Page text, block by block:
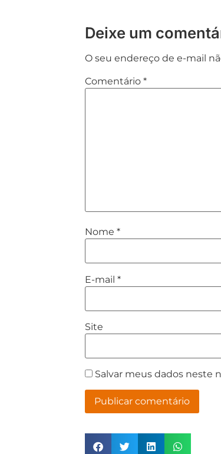
Deixe um
O seu endereço de e-mail
Comentário*
Nome*
E-mail*
Site
Salvar meus dados neste